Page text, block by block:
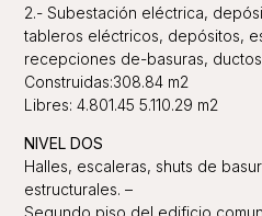
2.- Subestación eléctrica,
tableros eléctricos, depósitos,
recepciones de-basuras,
Construidas:308.84 m2
Libres: 4.801.45 5.110.29 m2
NIVEL DOS
Halles, escaleras, shuts de
estructurales. –
Segundo piso del edificio